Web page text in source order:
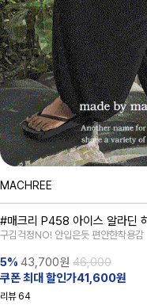
MACHREE
#매크리 P458 아이스 알라딘
구김걱정NO! 안입은듯 편안한착용감
5% 43,700원 46,000
쿠폰 최대 할인가41,600원
리뷰 64